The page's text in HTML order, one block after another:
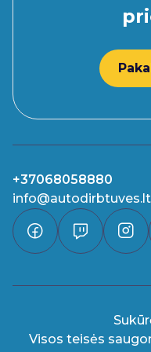
+37068058880
info@autodirbtuves.lt
Visos teisės